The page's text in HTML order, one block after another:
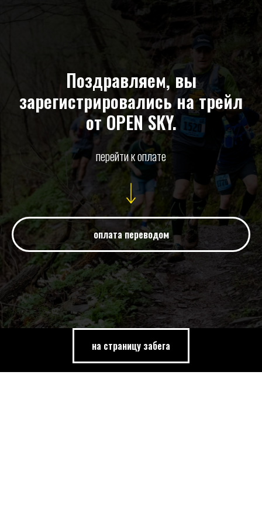
Поздравляем, вы
зарегистрировались на трейл
от OPEN SKY.
перейти к оплате
оплата переводом
на страницу забега